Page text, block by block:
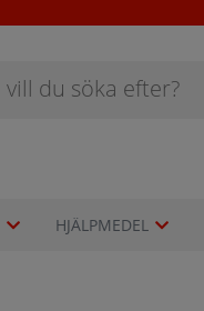
HJÄLPMEDEL